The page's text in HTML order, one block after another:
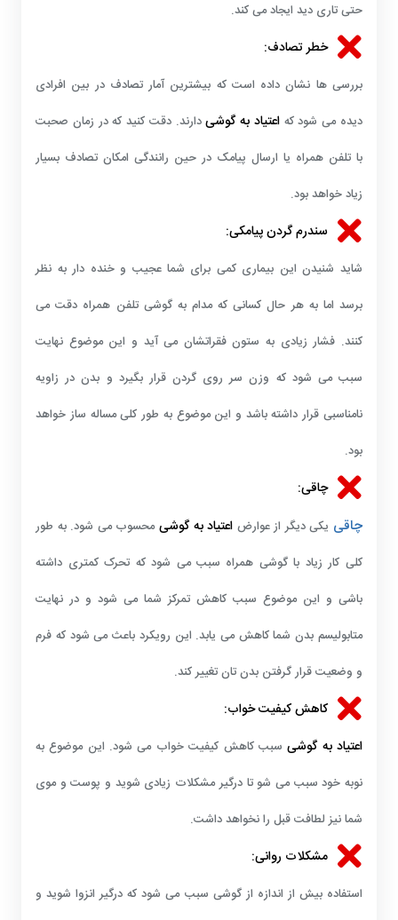
حتی تاری دید ایجاد می کند.
خطر تصادف:
بررسی ها نشان داده است که بیشترین آمار تصادف در بین افرادی
دیده می شود کهاعتیاد به گوشیدارند. دقت کنید که در زمان صحبت
با تلفن همراه یا ارسال پیامک در حین رانندگی امکان تصادف بسیار
زیاد خواهد بود.
سندرم گردن پیامکی:
شاید شنیدن این بیماری کمی برای شما عجیب و خنده دار به نظر
برسد اما به هر حال کسانی که مدام به گوشی تلفن همراه دقت می
کنند. فشار زیادی به ستون فقراتشان می آید و این موضوع نهایت
سبب می شود که وزن سر روی گردن قرار بگیرد و بدن در زاویه
نامناسبی قرار داشته باشد و این موضوع به طور کلی مساله ساز خواهد
بود.
چاقی:
چاقی یکی دیگر از عوارض اعتیاد به گوشیمحسوب می شود. به طور
کلی کار زیاد با گوشی همراه سبب می شود که تحرک کمتری داشته
باشی و این موضوع سبب کاهش تمرکز شما می شود و در نهایت
متابولیسم بدن شما کاهش می یابد. این رویکرد باعث می شود که فرم
و وضعیت قرار گرفتن بدن تان تغییر کند.
کاهش کیفیت خواب:
اعتیاد به گوشیسبب کاهش کیفیت خواب می شود. این موضوع به
نوبه خود سبب می شو تا درگیر مشکلات زیادی شوید و پوست و موی
شما نیز لطافت قبل را نخواهد داشت.
مشکلات روانی:
استفاده بیش از اندازه از گوشی سبب می شود که درگیر انزوا شوید و